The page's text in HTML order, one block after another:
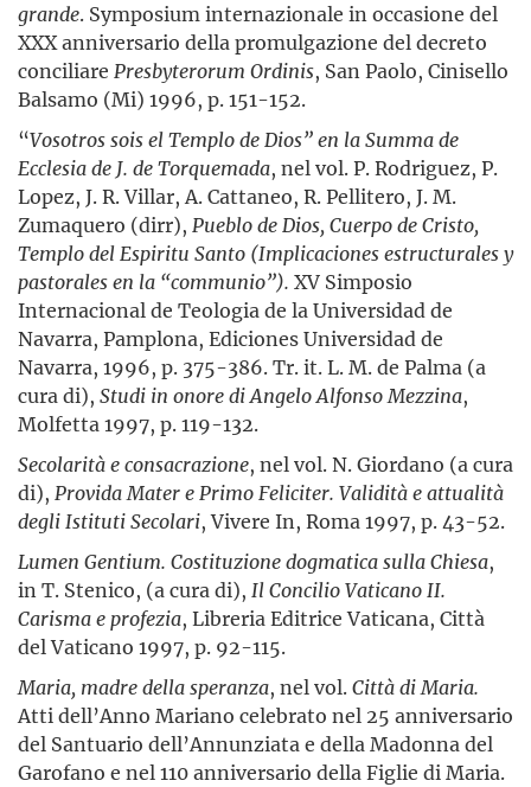
grande. Symposium internazionale in occasione del
XXX anniversario della promulgazione del decreto
conciliare Presbyterorum Ordinis, San Paolo, Cinisello
Balsamo (Mi) 1996, p. 151-152.
“Vosotros sois el Templo de Dios” en la Summa de
Ecclesia de J. de Torquemada, nel vol. P. Rodriguez, P.
Lopez, J. R. Villar, A. Cattaneo, R. Pellitero, J. M.
Zumaquero (dirr), Pueblo de Dios, Cuerpo de Cristo,
Templo del Espiritu Santo (Implicaciones estructurales y
pastorales en la “communio”). XV Simposio
Internacional de Teologia de la Universidad de
Navarra, Pamplona, Ediciones Universidad de
Navarra, 1996, p. 375-386. Tr. it. L. M. de Palma (a
cura di), Studi in onore di Angelo Alfonso Mezzina,
Molfetta 1997, p. 119-132.
Secolarità e consacrazione, nel vol. N. Giordano (a cura
di), Provida Mater e Primo Feliciter. Validità e attualità
degli Istituti Secolari, Vivere In, Roma 1997, p. 43-52.
Lumen Gentium. Costituzione dogmatica sulla Chiesa,
in T. Stenico, (a cura di), Il Concilio Vaticano II.
Carisma e profezia, Libreria Editrice Vaticana, Città
del Vaticano 1997, p. 92-115.
Maria, madre della speranza, nel vol.Città di Maria.
Atti dell’Anno Mariano celebrato nel 25 anniversario
del Santuario dell’Annunziata e della Madonna del
Garofano e nel 110 anniversario della Figlie di Maria.